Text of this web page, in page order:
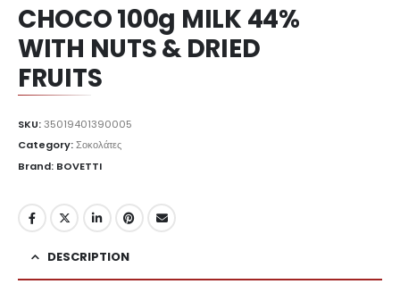
CHOCO 100g MILK 44%
WITH NUTS & DRIED
FRUITS
SKU:35019401390005
Category:Σοκολάτες
Brand: BOVETTI
DESCRIPTION